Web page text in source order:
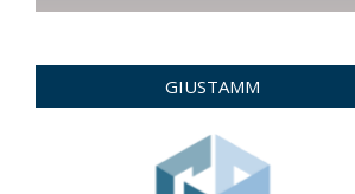
GIUSTAMM